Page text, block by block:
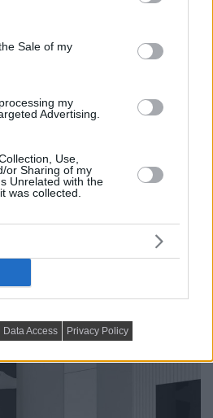
and its third-party tags to
purposes in below Google
Sale of my
my
Advertising.
Use,
or Sharing of my
Unrelated with the
was collected.
Data Access Privacy Policy